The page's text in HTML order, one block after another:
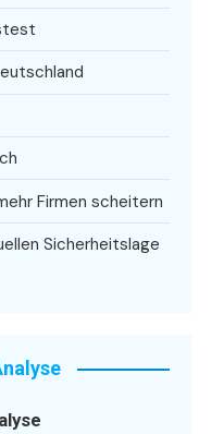
Firmen scheitern
Sicherheitslage